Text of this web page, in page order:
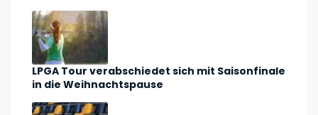
LPGA Tour verabschiedet sich mit Saisonfinale
in die Weihnachtspause